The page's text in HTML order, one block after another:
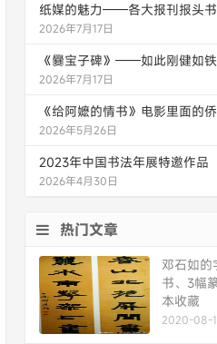
纸媒的魅力——各大报刊报头
2026年7月17日
《爨宝子碑》——如此刚健如
2026年7月17日
《给阿嬷的情书》电影里面的
2026年5月26日
2023年中国书法年展特邀作品
2026年4月30日
热门文章
邓石如的
书、3幅
本收藏
2020-08-